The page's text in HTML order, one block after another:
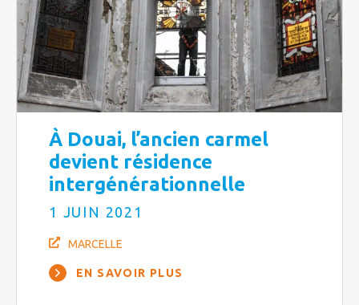
À Douai, l’ancien carmel
devient résidence
intergénérationnelle
1 JUIN 2021
MARCELLE
EN SAVOIR PLUS